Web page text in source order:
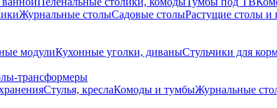
Журнальные столыСадовые столыРастущие столы и
модулиКухонные уголки, диваныСтульчики для
трансформеры
Стулья, креслаКомоды и тумбыЖурнальные